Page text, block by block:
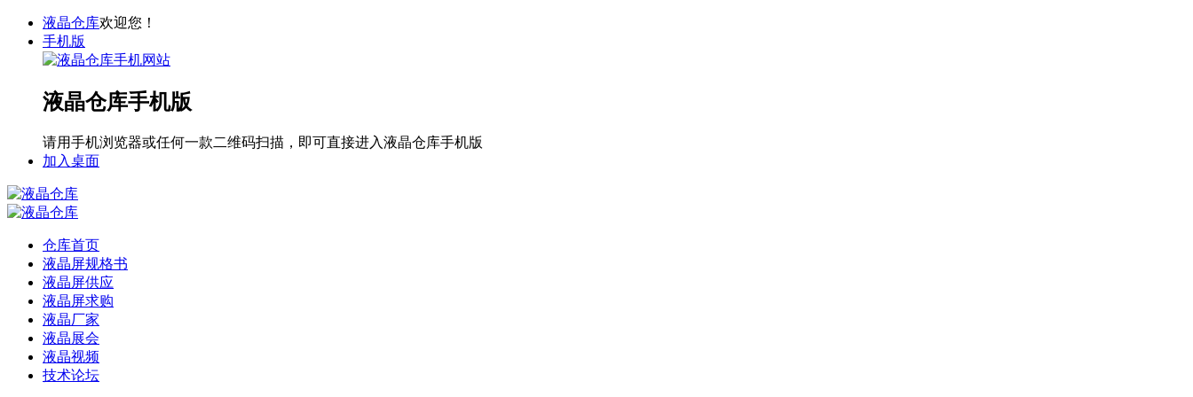
液晶仓库欢迎您！
手机版
液晶仓库手机版
请用手机浏览器或任何一款二维码扫描，即可直接进入液晶仓库手机版
加入桌面
仓库首页
液晶屏规格书
液晶屏供应
液晶屏求购
液晶厂家
液晶展会
液晶视频
技术论坛